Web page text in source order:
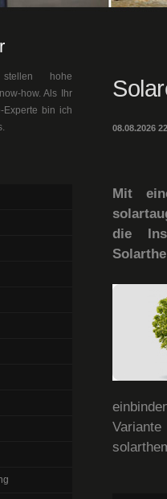
08.08.2026
Mit
die
stellen hohe
how. Als Ihr
Experte bin ich